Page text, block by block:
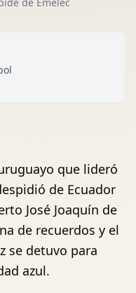
que lideró
de Ecuador
José Joaquín de
de recuerdos y el
se detuvo para
azul.